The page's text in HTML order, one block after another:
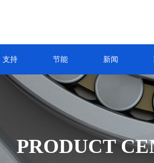
支持 节能 新闻
PRODUCT